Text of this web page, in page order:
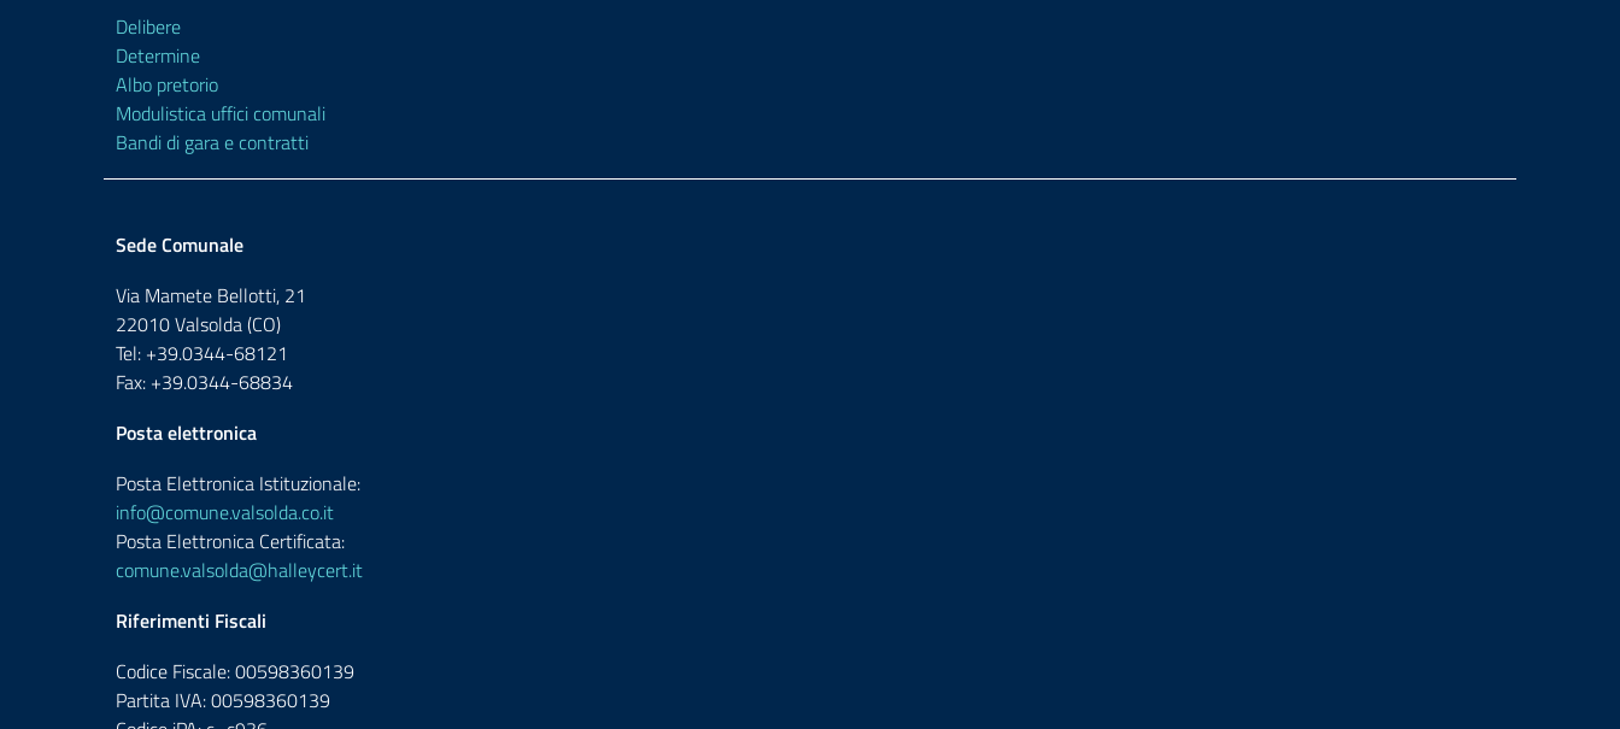
Delibere
Determine
Albo pretorio
Modulistica uffici comunali
Bandi di gara e contratti
Sede Comunale
Via Mamete Bellotti, 21
22010 Valsolda (CO)
Tel: +39.0344-68121
Fax: +39.0344-68834
Posta elettronica
Posta Elettronica Istituzionale:
info@comune.valsolda.co.it
Posta Elettronica Certificata:
comune.valsolda@halleycert.it
Riferimenti Fiscali
Codice Fiscale: 00598360139
Partita IVA: 00598360139